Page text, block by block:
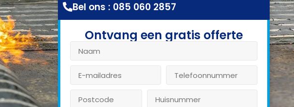
Bel ons : 085 060 2857
Ontvang een gratis offerte